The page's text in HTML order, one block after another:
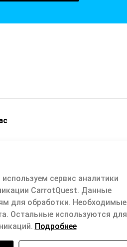
quality@backit.me
сервис аналитики
CarrotQuest. Данные
для обработки.
Остальные используются для
Подробнее